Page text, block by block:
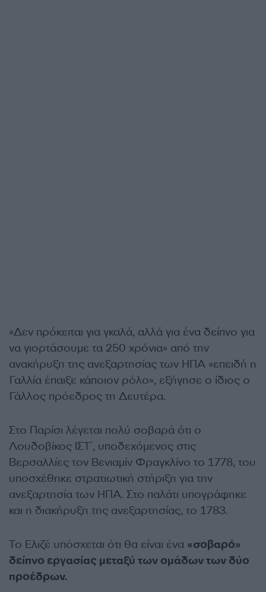
«Δεν πρόκειται για γκαλά, αλλά για ένα δείπνο για
να γιορτάσουμε τα 250 χρόνια» από την
ανακήρυξη της ανεξαρτησίας των ΗΠΑ «επειδή η
Γαλλία έπαιξε κάποιον ρόλο», εξήγησε ο ίδιος ο
Γάλλος πρόεδρος τη Δευτέρα.
Στο Παρίσι λέγεται πολύ σοβαρά ότι ο
Λουδοβίκος ΙΣΤ΄, υποδεχόμενος στις
Βερσαλλίες τον Βενιαμίν Φραγκλίνο το 1778, του
υποσχέθηκε στρατιωτική στήριξη για την
ανεξαρτησία των ΗΠΑ. Στο παλάτι υπογράφηκε
και η διακήρυξη της ανεξαρτησίας, το 1783.
Το Ελιζέ υπόσχεται ότι θα είναι ένα «σοβαρό»
δείπνο εργασίας μεταξύ των ομάδων των δύο
προέδρων.